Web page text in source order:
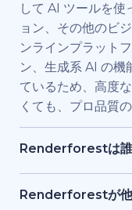
して AI ツールを使
ョン、その他のビ
ンラインプラット
ン、生成系 AI の機
ているため、高度
くても、プロ品質
Renderforestは誰
Renderforest は、
個人やチーム向け
Renderforestが他